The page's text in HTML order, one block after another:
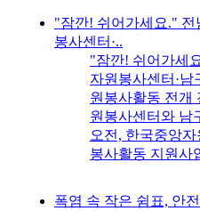
"잠깐! 쉬어가세요." 전
봉사센터·..
"잠깐! 쉬어가세
자원봉사센터·
원봉사활동 전개
원봉사센터와 남
오전, 한국중앙
봉사활동 지원사
폭염 속 작은 쉼표, 안